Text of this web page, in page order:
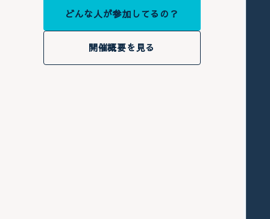
どんな人が参加してるの？
開催概要を見る